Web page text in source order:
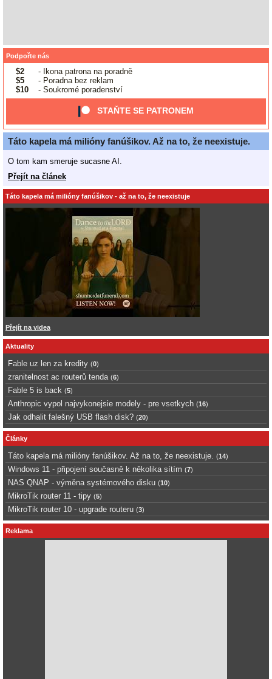
Podpořte nás
$2
- Ikona patrona na poradně
$5
- Poradna bez reklam
$10
- Soukromé poradenství
STAŇTE SE PATRONEM
Táto kapela má milióny fanúšikov. Až na to, že neexistuje.
O tom kam smeruje sucasne AI.
Přejít na článek
Táto kapela má milióny fanúšikov - až na to, že neexistuje
Přejít na videa
Aktuality
Fable uz len za kredity (0)
zranitelnost ac routerů tenda (6)
Fable 5 is back (5)
Anthropic vypol najvykonejsie modely - pre vsetkych (16)
Jak odhalit falešný USB flash disk? (20)
Články
Táto kapela má milióny fanúšikov. Až na to, že neexistuje. (14)
Windows 11 - připojení současně k několika sítím (7)
NAS QNAP - výměna systémového disku (10)
MikroTik router 11 - tipy (5)
MikroTik router 10 - upgrade routeru (3)
Reklama